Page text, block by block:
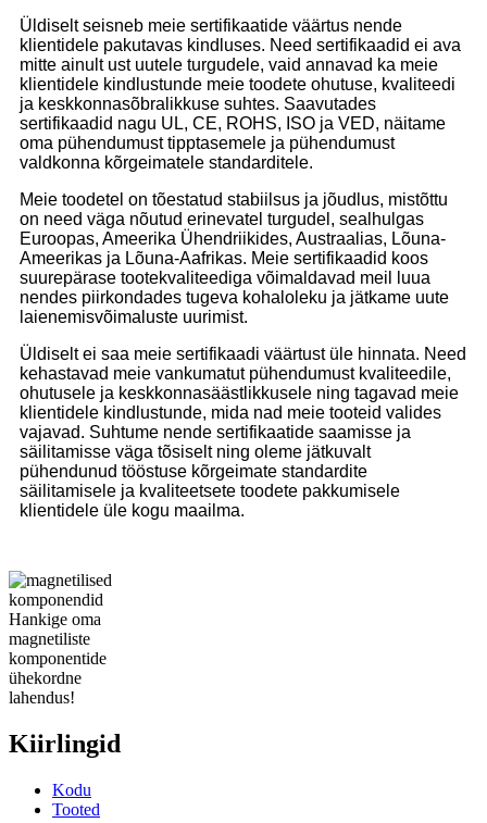
Üldiselt seisneb meie sertifikaatide väärtus nende
klientidele pakutavas kindluses. Need sertifikaadid ei ava
mitte ainult ust uutele turgudele, vaid annavad ka meie
klientidele kindlustunde meie toodete ohutuse, kvaliteedi
ja keskkonnasõbralikkuse suhtes. Saavutades
sertifikaadid nagu UL, CE, ROHS, ISO ja VED, näitame
oma pühendumust tipptasemele ja pühendumust
valdkonna kõrgeimatele standarditele.
Meie toodetel on tõestatud stabiilsus ja jõudlus, mistõttu
on need väga nõutud erinevatel turgudel, sealhulgas
Euroopas, Ameerika Ühendriikides, Austraalias, Lõuna-
Ameerikas ja Lõuna-Aafrikas. Meie sertifikaadid koos
suurepärase tootekvaliteediga võimaldavad meil luua
nendes piirkondades tugeva kohaloleku ja jätkame uute
laienemisvõimaluste uurimist.
Üldiselt ei saa meie sertifikaadi väärtust üle hinnata. Need
kehastavad meie vankumatut pühendumust kvaliteedile,
ohutusele ja keskkonnasäästlikkusele ning tagavad meie
klientidele kindlustunde, mida nad meie tooteid valides
vajavad. Suhtume nende sertifikaatide saamisse ja
säilitamisse väga tõsiselt ning oleme jätkuvalt
pühendunud tööstuse kõrgeimate standardite
säilitamisele ja kvaliteetsete toodete pakkumisele
klientidele üle kogu maailma.
Hankige oma
magnetiliste
komponentide
ühekordne
lahendus!
Kiirlingid
Kodu
Tooted